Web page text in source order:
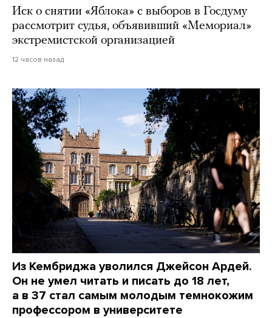
Иск о снятии «Яблока» с выборов в Госдуму
рассмотрит судья, объявивший «Мемориал»
экстремистской организацией
12 часов назад
Из Кембриджа уволился Джейсон Ардей.
Он не умел читать и писать до 18 лет,
а в 37 стал самым молодым темнокожим
профессором в университете